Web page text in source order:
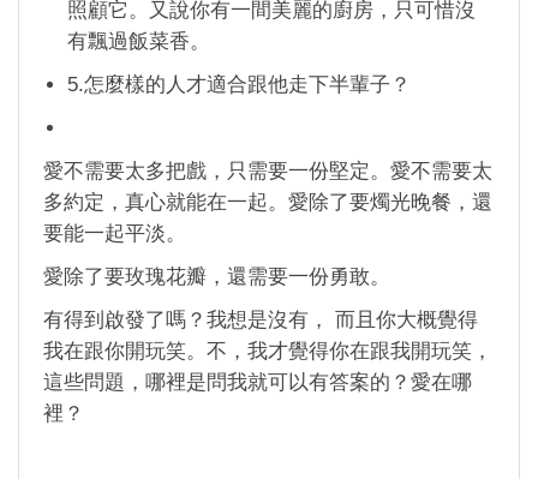
照顧它。又說你有一間美麗的廚房，只可惜沒
有飄過飯菜香。
5.怎麼樣的人才適合跟他走下半輩子？
愛不需要太多把戲，只需要一份堅定。愛不需要太
多約定，真心就能在一起。愛除了要燭光晚餐，還
要能一起平淡。
愛除了要玫瑰花瓣，還需要一份勇敢。
有得到啟發了嗎？我想是沒有， 而且你大概覺得
我在跟你開玩笑。不，我才覺得你在跟我開玩笑，
這些問題，哪裡是問我就可以有答案的？愛在哪
裡？